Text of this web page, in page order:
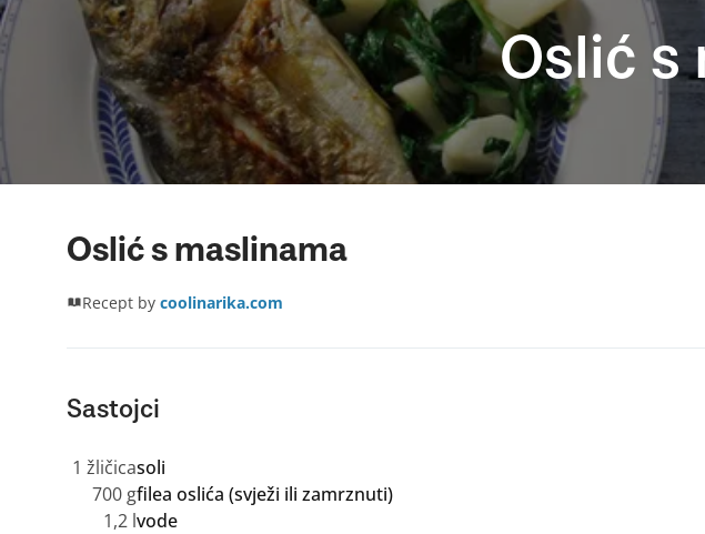
Oslić s
Oslić s maslinama
Recept by coolinarika.com
Sastojci
1 žličicasoli
700 gfilea oslića (svježi ili zamrznuti)
1,2 lvode